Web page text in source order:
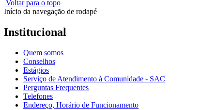
Voltar para o topo
Início da navegação de rodapé
Institucional
Quem somos
Conselhos
Estágios
Serviço de Atendimento à Comunidade - SAC
Perguntas Frequentes
Telefones
Endereço, Horário de Funcionamento